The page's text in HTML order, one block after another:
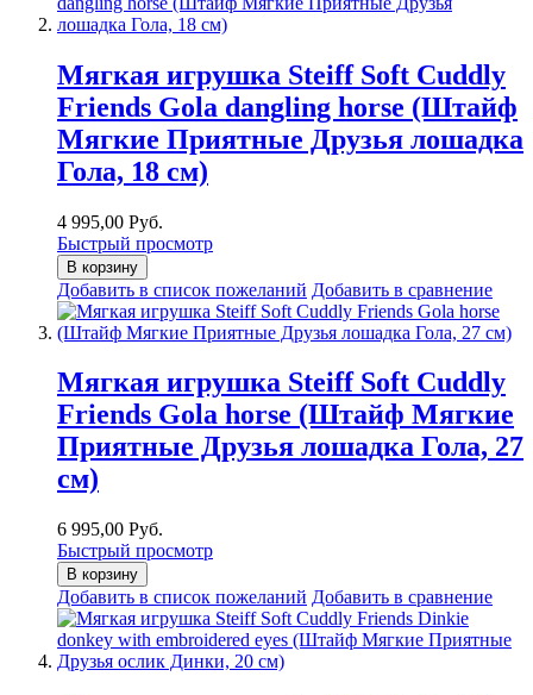
Мягкая игрушка Steiff Soft Cuddly
Friends Gola dangling horse (Штайф
Мягкие Приятные Друзья лошадка
Гола, 18 см)
4 995,00 Руб.
Быстрый просмотр
В корзину
Добавить в список пожеланий Добавить в сравнение
Мягкая игрушка Steiff Soft Cuddly
Friends Gola horse (Штайф Мягкие
Приятные Друзья лошадка Гола, 27
см)
6 995,00 Руб.
Быстрый просмотр
В корзину
Добавить в список пожеланий Добавить в сравнение